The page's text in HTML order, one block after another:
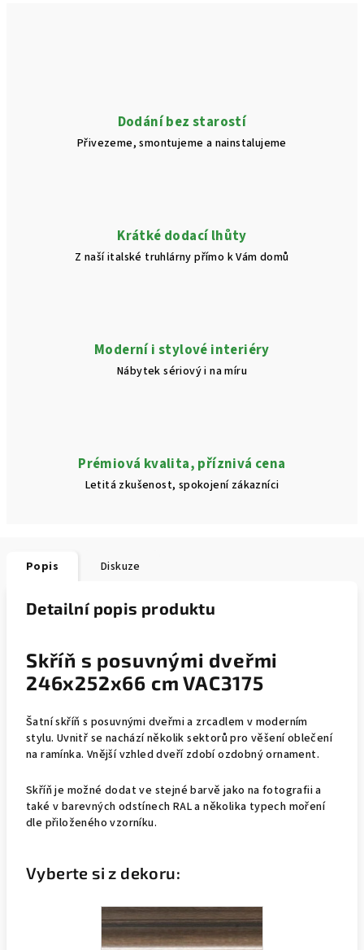
Dodání bez starostí
Přivezeme, smontujeme a nainstalujeme
Krátké dodací lhůty
Z naší italské truhlárny přímo k Vám domů
Moderní i stylové interiéry
Nábytek sériový i na míru
Prémiová kvalita, příznivá cena
Letitá zkušenost, spokojení zákazníci
Popis Diskuze
Detailní popis produktu
Skříň s posuvnými dveřmi
246x252x66 cm VAC3175
Šatní skříň s posuvnými dveřmi a zrcadlem v moderním
stylu. Uvnitř se nachází několik sektorů pro věšení oblečení
na ramínka. Vnější vzhled dveří zdobí ozdobný ornament.
Skříňje možné dodat ve stejné barvě jako na fotografii a
také v barevných odstínech RAL a několika typech moření
dle přiloženého vzorníku.
Vyberte si z dekoru: